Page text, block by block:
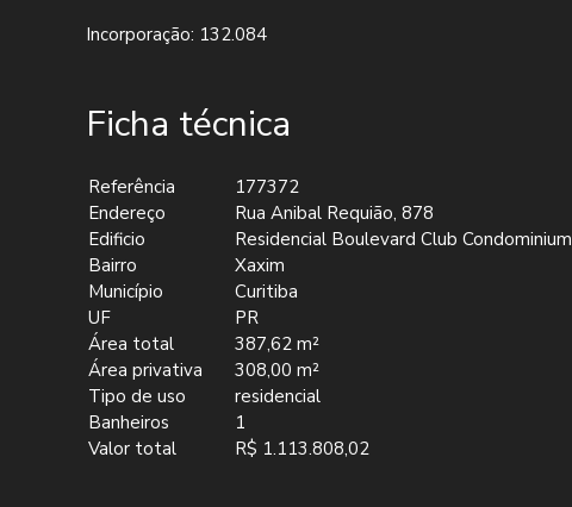
Incorporação: 132.084
Ficha técnica
Referência
177372
Endereço
Rua Anibal Requião, 878
Edificio
Residencial Boulevard Club Condominium
Bairro
Xaxim
Município
Curitiba
UF
PR
Área total
387,62 m²
Área privativa
308,00 m²
Tipo de uso
residencial
Banheiros
1
Valor total
R$ 1.113.808,02